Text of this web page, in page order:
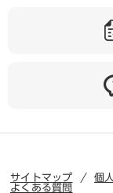
サイトマップ 個
よくある質問